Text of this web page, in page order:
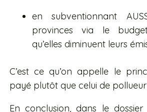
en subventionnant
provinces via le
qu’elles diminuent leurs
C’est ce qu’on appelle le
payé plutôt que celui de
En conclusion, dans le